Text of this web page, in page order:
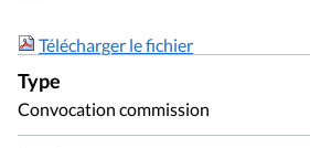
Télécharger le fichier
Type
Convocation commission